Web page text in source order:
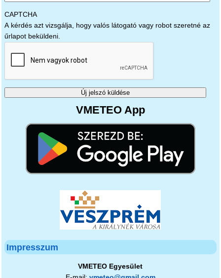
CAPTCHA
A kérdés azt vizsgálja, hogy valós látogató vagy robot szeretné az
űrlapot beküldeni.
VMETEO App
Impresszum
VMETEO Egyesület